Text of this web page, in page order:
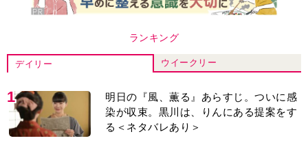
ランキング
デイリー ウイークリー
1
明日の『風、薫る』あらすじ。ついに感
染が収束。黒川は、りんにある提案をす
る＜ネタバレあり＞